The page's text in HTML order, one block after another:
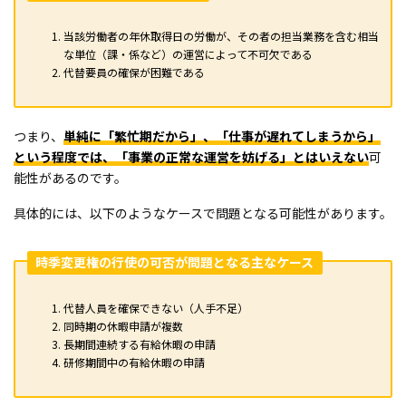
当該労働者の年休取得日の労働が、その者の担当業務を含む相当
な単位（課・係など）の運営によって不可欠である
代替要員の確保が困難である
つまり、 単純に「繁忙期だから」、「仕事が遅れてしまうから」
という程度では、「事業の正常な運営を妨げる」とはいえない可
能性があるのです。
具体的には、以下のようなケースで問題となる可能性があります。
時季変更権の行使の可否が問題となる主なケース
代替人員を確保できない（人手不足）
同時期の休暇申請が複数
長期間連続する有給休暇の申請
研修期間中の有給休暇の申請